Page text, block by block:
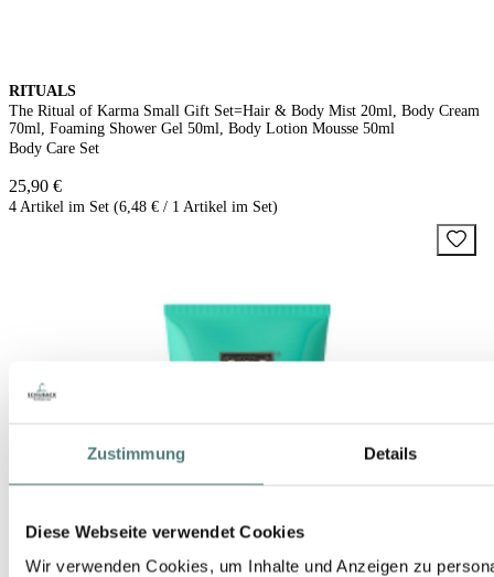
Zustimmung Details
Diese Webseite verwendet Cookies
Wir verwenden Cookies, um Inhalte und Anzeigen zu
RITUALS
The Ritual of Karma Small Gift Set=Hair & Body Mist 20ml, Body Cream
70ml, Foaming Shower Gel 50ml, Body Lotion Mousse 50ml
Body Care Set
25,90 €
4 Artikel im Set (6,48 € / 1 Artikel im Set)